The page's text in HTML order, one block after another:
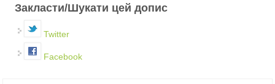
Закласти/Шукати цей допис
Twitter
Facebook